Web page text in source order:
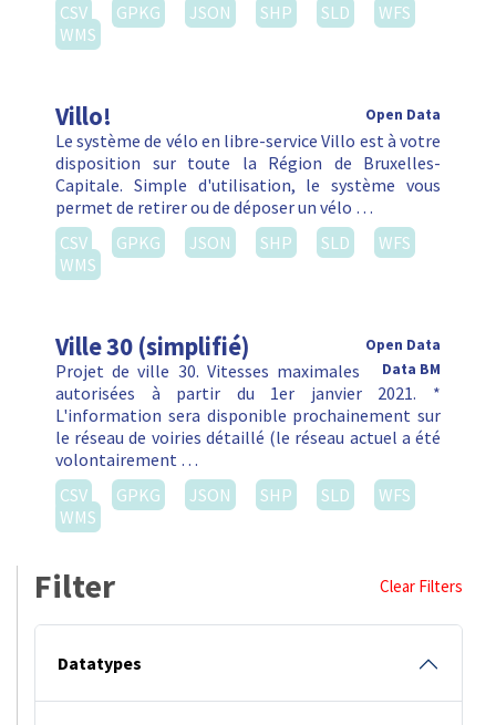
CSV
GPKG JSON SHP SLD
WFS
WMS
Villo! Open Data
Le système de vélo en libre-service Villo est à votre
disposition sur toute la Région de Bruxelles-
Capitale. Simple d'utilisation, le système vous
permet de retirer ou de déposer un vélo …
CSV
GPKG JSON SHP SLD
WFS
WMS
Ville 30 (simplifié)
Open Data
Data BM
Projet de ville 30. Vitesses maximales
autorisées à partir du 1er janvier 2021. *
L'information sera disponible prochainement sur
le réseau de voiries détaillé (le réseau actuel a été
volontairement …
CSV
GPKG JSON SHP SLD
WFS
WMS
Filter Clear Filters
Datatypes